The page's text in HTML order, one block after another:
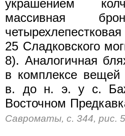
украшением
массивная
25 Сладковского
8). Аналогичная
в комплексе вещей
в. до н. э. у с.
Восточном
Савроматы, с. 344, рис.